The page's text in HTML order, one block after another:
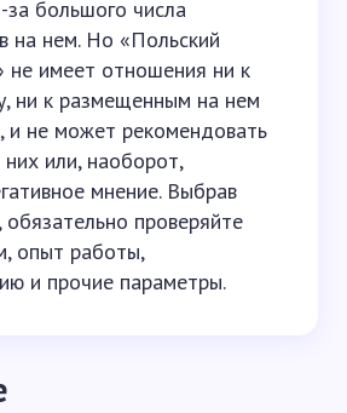
за большого числа
на нем. Но «Польский
не имеет отношения ни к
ни к размещенным на нем
и не может рекомендовать
или, наоборот,
мнение. Выбрав
обязательно проверяйте
опыт работы,
и прочие параметры.